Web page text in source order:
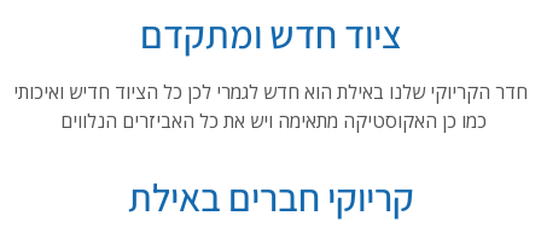
ציוד חדש ומתקדם
חדר הקריוקי שלנו באילת הוא חדש לגמרי לכן כל הציוד חדיש ואיכותי
כמו כן האקוסטיקה מתאימה ויש את כל האביזרים הנלווים
קריוקי חברים באילת